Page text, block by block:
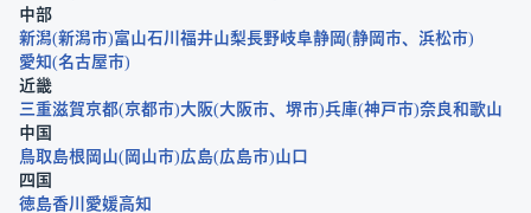
中部
新潟 新潟市 富山石川 福井山梨長野岐阜静岡 静岡市
浜松市
愛知 名古屋市
近畿
三重滋賀京都 京都市 大阪 大阪市 堺市 兵庫 神戸市 奈良和歌山
中国
鳥取 島根 岡山 岡山市 広島 広島市 山口
四国
徳島香川 愛媛高知